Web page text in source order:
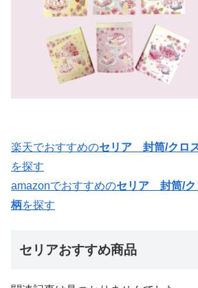
楽天でおすすめのセリア 封筒/クロ
を探す
amazonでおすすめのセリア 封筒/
柄を探す
セリアおすすめ商品